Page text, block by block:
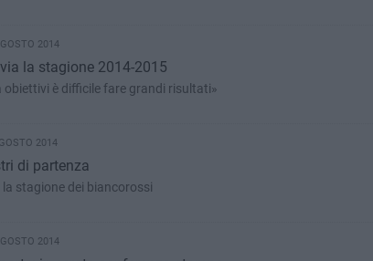
2014
la stagione 2014-2015
obiettivi è difficile fare grandi risultati»
2014
di partenza
stagione dei biancorossi
2014